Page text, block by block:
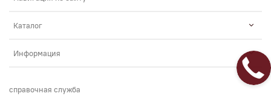
Каталог
Информация
справочная служба